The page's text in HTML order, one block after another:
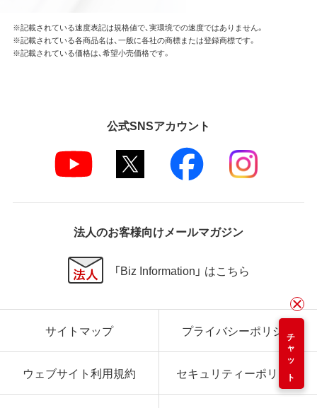
チャット
※記載されている速度表記は規格値で、実環境での速度ではありません。
※記載されている各商品名は、一般に各社の商標または登録商標です。
※記載されている価格は、希望小売価格です。
公式SNSアカウント
法人のお客様向けメールマガジン
「Biz Information」 はこちら
サイトマップ プライバシーポリシー
ウェブサイト利用規約 セキュリティーポリシー